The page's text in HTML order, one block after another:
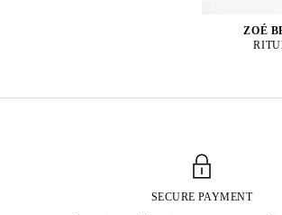
ZOÉ
SECURE PAYMENT